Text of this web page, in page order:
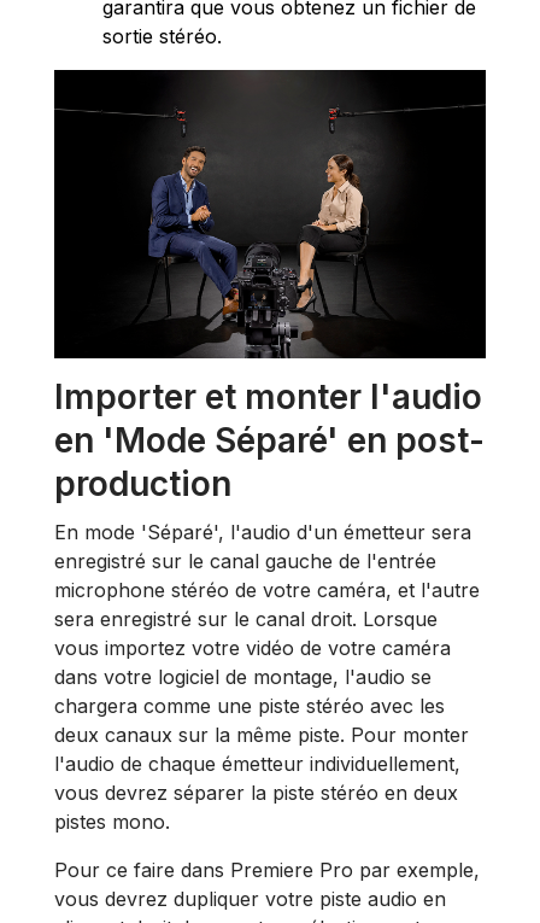
garantira que vous obtenez un fichier de
sortie stéréo.
Importer et monter l'audio
en 'Mode Séparé' en post-
production
En mode 'Séparé', l'audio d'un émetteur sera
enregistré sur le canal gauche de l'entrée
microphone stéréo de votre caméra, et l'autre
sera enregistré sur le canal droit. Lorsque
vous importez votre vidéo de votre caméra
dans votre logiciel de montage, l'audio se
chargera comme une piste stéréo avec les
deux canaux sur la même piste. Pour monter
l'audio de chaque émetteur individuellement,
vous devrez séparer la piste stéréo en deux
pistes mono.
Pour ce faire dans Premiere Pro par exemple,
vous devrez dupliquer votre piste audio en